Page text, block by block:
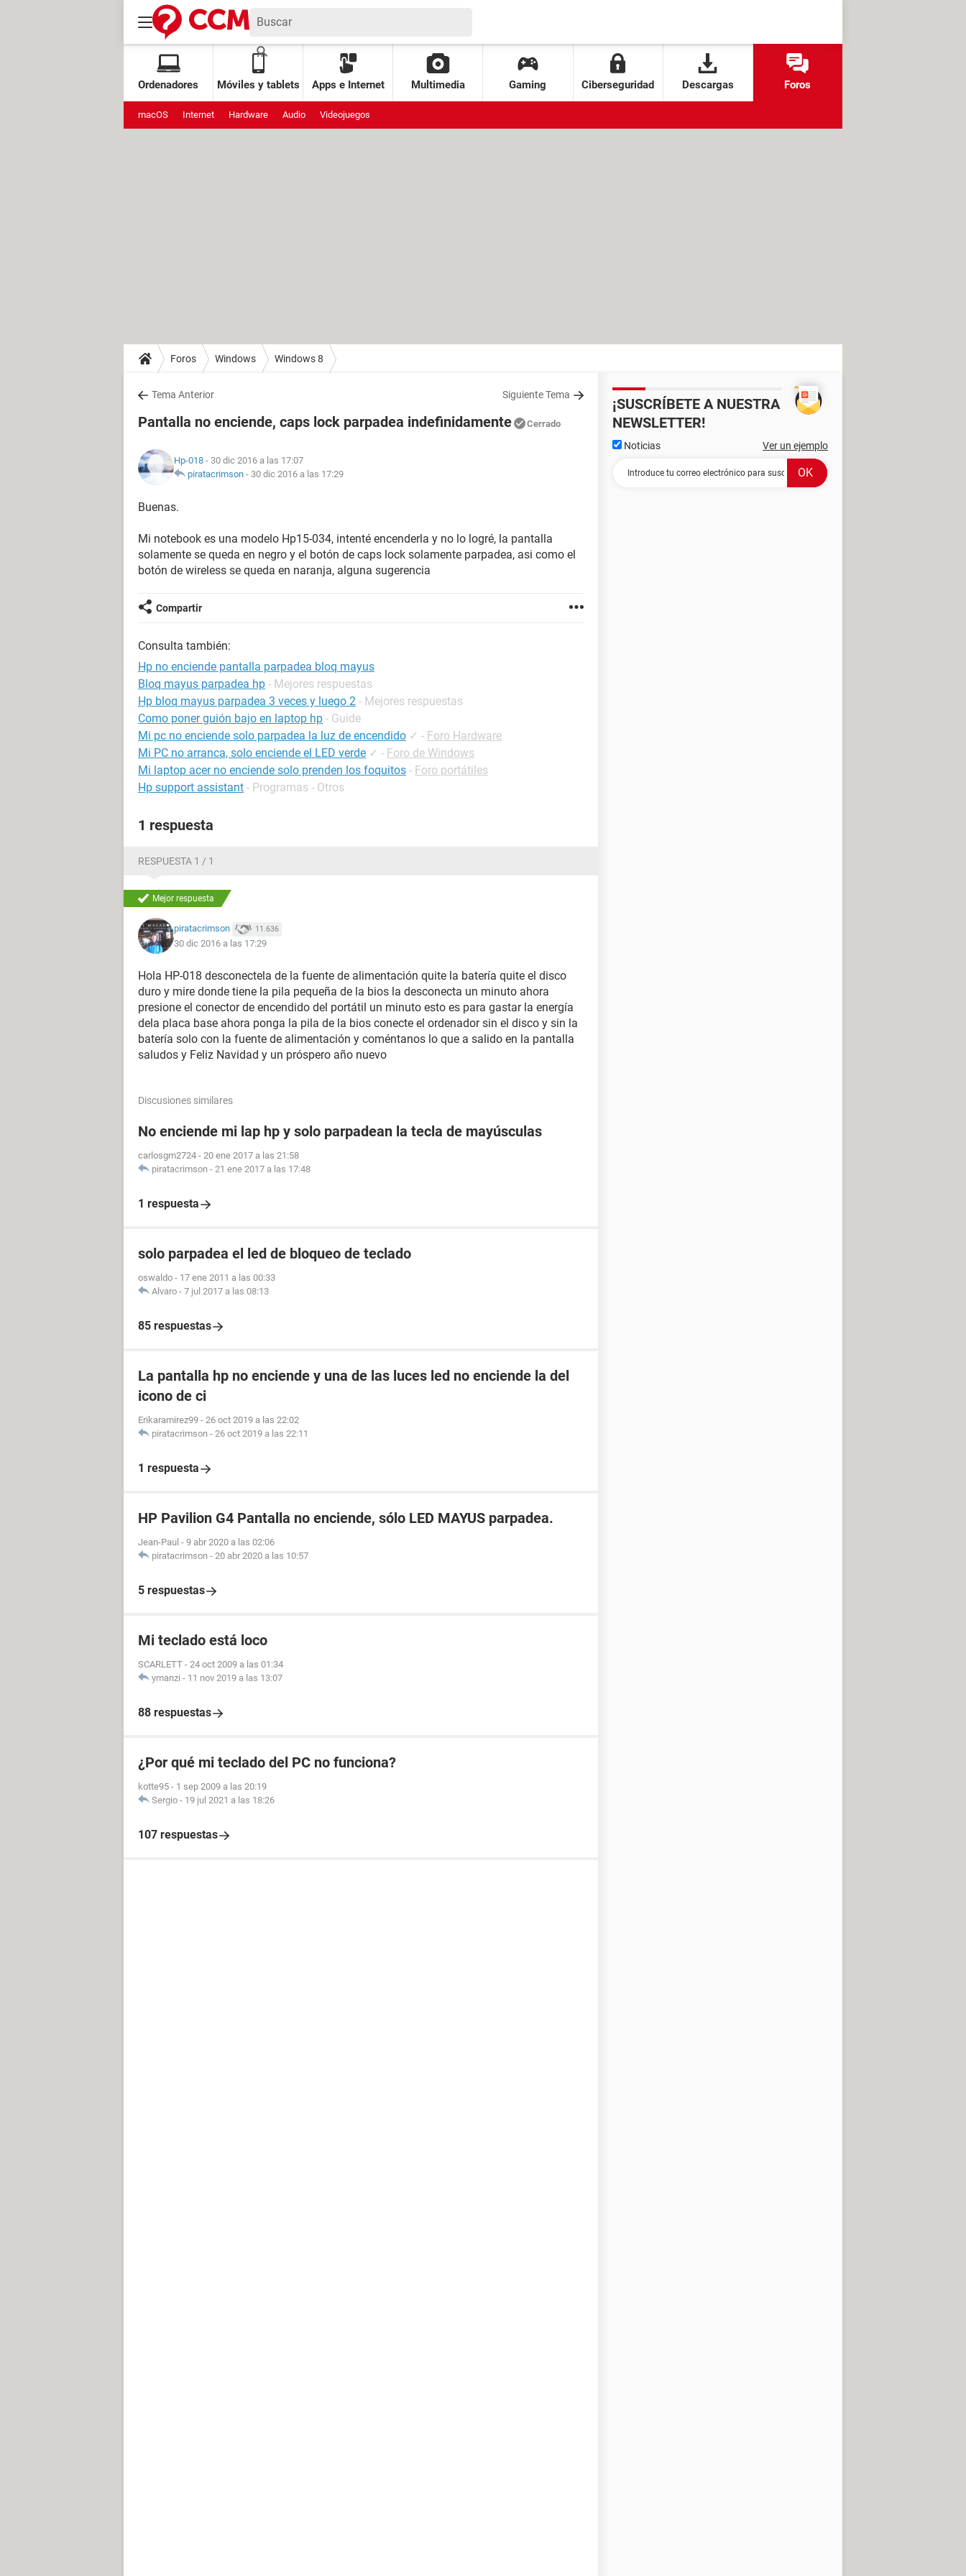
Ordenadores Móviles y tablets Apps e Internet Multimedia Gaming Ciberseguridad Descargas Foros
macOS Internet Hardware Audio Videojuegos
Foros Windows Windows 8
Tema Anterior Siguiente Tema
Pantalla no enciende, caps lock parpadea indefinidamente Cerrado
Hp-018 - 30 dic 2016 a las 17:07
piratacrimson - 30 dic 2016 a las 17:29
Buenas.
Mi notebook es una modelo Hp15-034, intenté encenderla y no lo logré, la pantalla
solamente se queda en negro y el botón de caps lock solamente parpadea, asi como el
botón de wireless se queda en naranja, alguna sugerencia
Compartir
Consulta también:
Hp no enciende pantalla parpadea bloq mayus
Bloq mayus parpadea hp - Mejores respuestas
Hp bloq mayus parpadea 3 veces y luego 2 - Mejores respuestas
Como poner guión bajo en laptop hp - Guide
Mi pc no enciende solo parpadea la luz de encendido ✓ - Foro Hardware
Mi PC no arranca, solo enciende el LED verde ✓ - Foro de Windows
Mi laptop acer no enciende solo prenden los foquitos - Foro portátiles
Hp support assistant - Programas - Otros
1 respuesta
RESPUESTA 1 / 1
Mejor respuesta
piratacrimson 11.636
30 dic 2016 a las 17:29
Hola HP-018 desconectela de la fuente de alimentación quite la batería quite el disco
duro y mire donde tiene la pila pequeña de la bios la desconecta un minuto ahora
presione el conector de encendido del portátil un minuto esto es para gastar la energía
dela placa base ahora ponga la pila de la bios conecte el ordenador sin el disco y sin la
batería solo con la fuente de alimentación y coméntanos lo que a salido en la pantalla
saludos y Feliz Navidad y un próspero año nuevo
Discusiones similares
No enciende mi lap hp y solo parpadean la tecla de mayúsculas
carlosgm2724 - 20 ene 2017 a las 21:58
piratacrimson - 21 ene 2017 a las 17:48
1 respuesta
solo parpadea el led de bloqueo de teclado
oswaldo - 17 ene 2011 a las 00:33
Alvaro - 7 jul 2017 a las 08:13
85 respuestas
La pantalla hp no enciende y una de las luces led no enciende la del
icono de ci
Erikaramirez99 - 26 oct 2019 a las 22:02
piratacrimson - 26 oct 2019 a las 22:11
1 respuesta
HP Pavilion G4 Pantalla no enciende, sólo LED MAYUS parpadea.
Jean-Paul - 9 abr 2020 a las 02:06
piratacrimson - 20 abr 2020 a las 10:57
5 respuestas
Mi teclado está loco
SCARLETT - 24 oct 2009 a las 01:34
ymanzi - 11 nov 2019 a las 13:07
88 respuestas
¿Por qué mi teclado del PC no funciona?
kotte95 - 1 sep 2009 a las 20:19
Sergio - 19 jul 2021 a las 18:26
107 respuestas
¡SUSCRÍBETE A NUESTRA
NEWSLETTER!
Noticias Ver un ejemplo